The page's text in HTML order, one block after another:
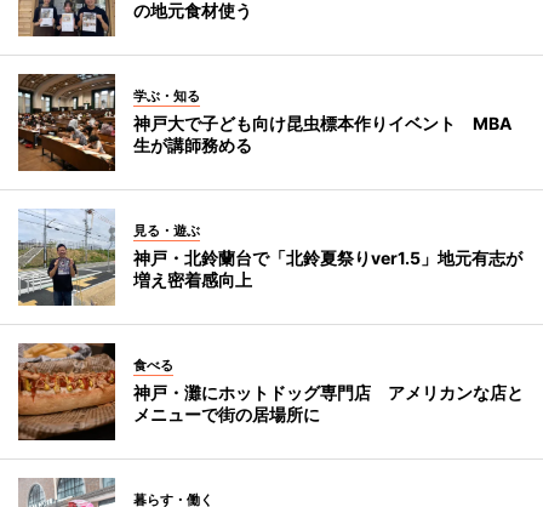
の地元食材使う
学ぶ・知る
神戸大で子ども向け昆虫標本作りイベント MBA
生が講師務める
見る・遊ぶ
神戸・北鈴蘭台で「北鈴夏祭りver1.5」地元有志が
増え密着感向上
食べる
神戸・灘にホットドッグ専門店 アメリカンな店と
メニューで街の居場所に
暮らす・働く